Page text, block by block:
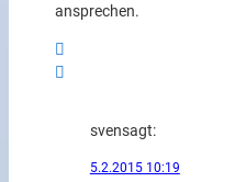
ansprechen.
svensagt:
5.2.2015 10:19